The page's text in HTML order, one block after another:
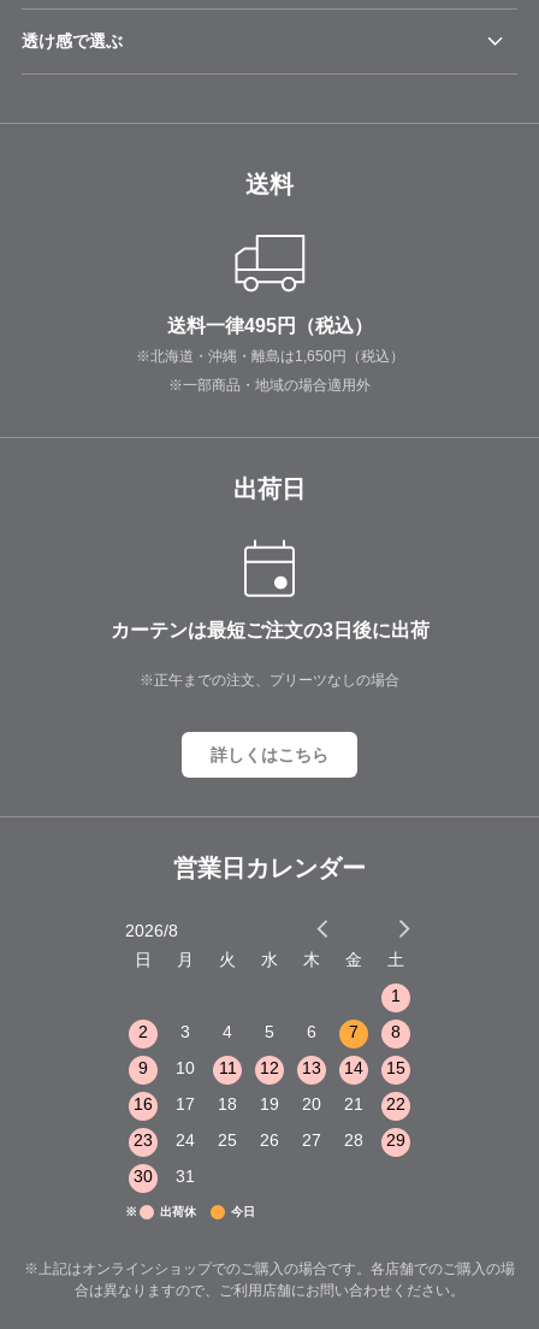
透け感で選ぶ
送料
送料一律495円（税込）
※北海道・沖縄・離島は1,650円（税込）
※一部商品・地域の場合適用外
出荷日
カーテンは最短ご注文の3日後に出荷
※正午までの注文、プリーツなしの場合
詳しくはこちら
営業日カレンダー
2026/8
日
月 火 水 木 金
土
1
2
3 4 5 6 7
8
9
10 11 12 13 14
15
16
17 18 19 20 21
22
23
24 25 26 27 28
29
30
31
※ 出荷休 今日
※上記はオンラインショップでのご購入の場合です。各店舗でのご購入の場
合は異なりますので、ご利用店舗にお問い合わせください。